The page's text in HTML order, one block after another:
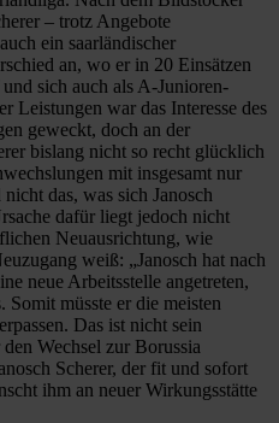
– trotz Angebote
ein saarländischer
an, wo er in 20 Einsätzen
sich auch als A-Junioren-
Leistungen war das Interesse des
geweckt, doch an der
bislang nicht so recht glücklich
mit insgesamt nur
das, was sich Janosch
dafür liegt jedoch nicht
Neuausrichtung, wie
weiß: „Janosch hat nach
neue Arbeitsstelle angetreten,
Somit müsste er die meisten
Das ist nicht sein
Wechsel zur Borussia
Scherer, der fit und sofort
ihm an neuer Wirkungsstätte